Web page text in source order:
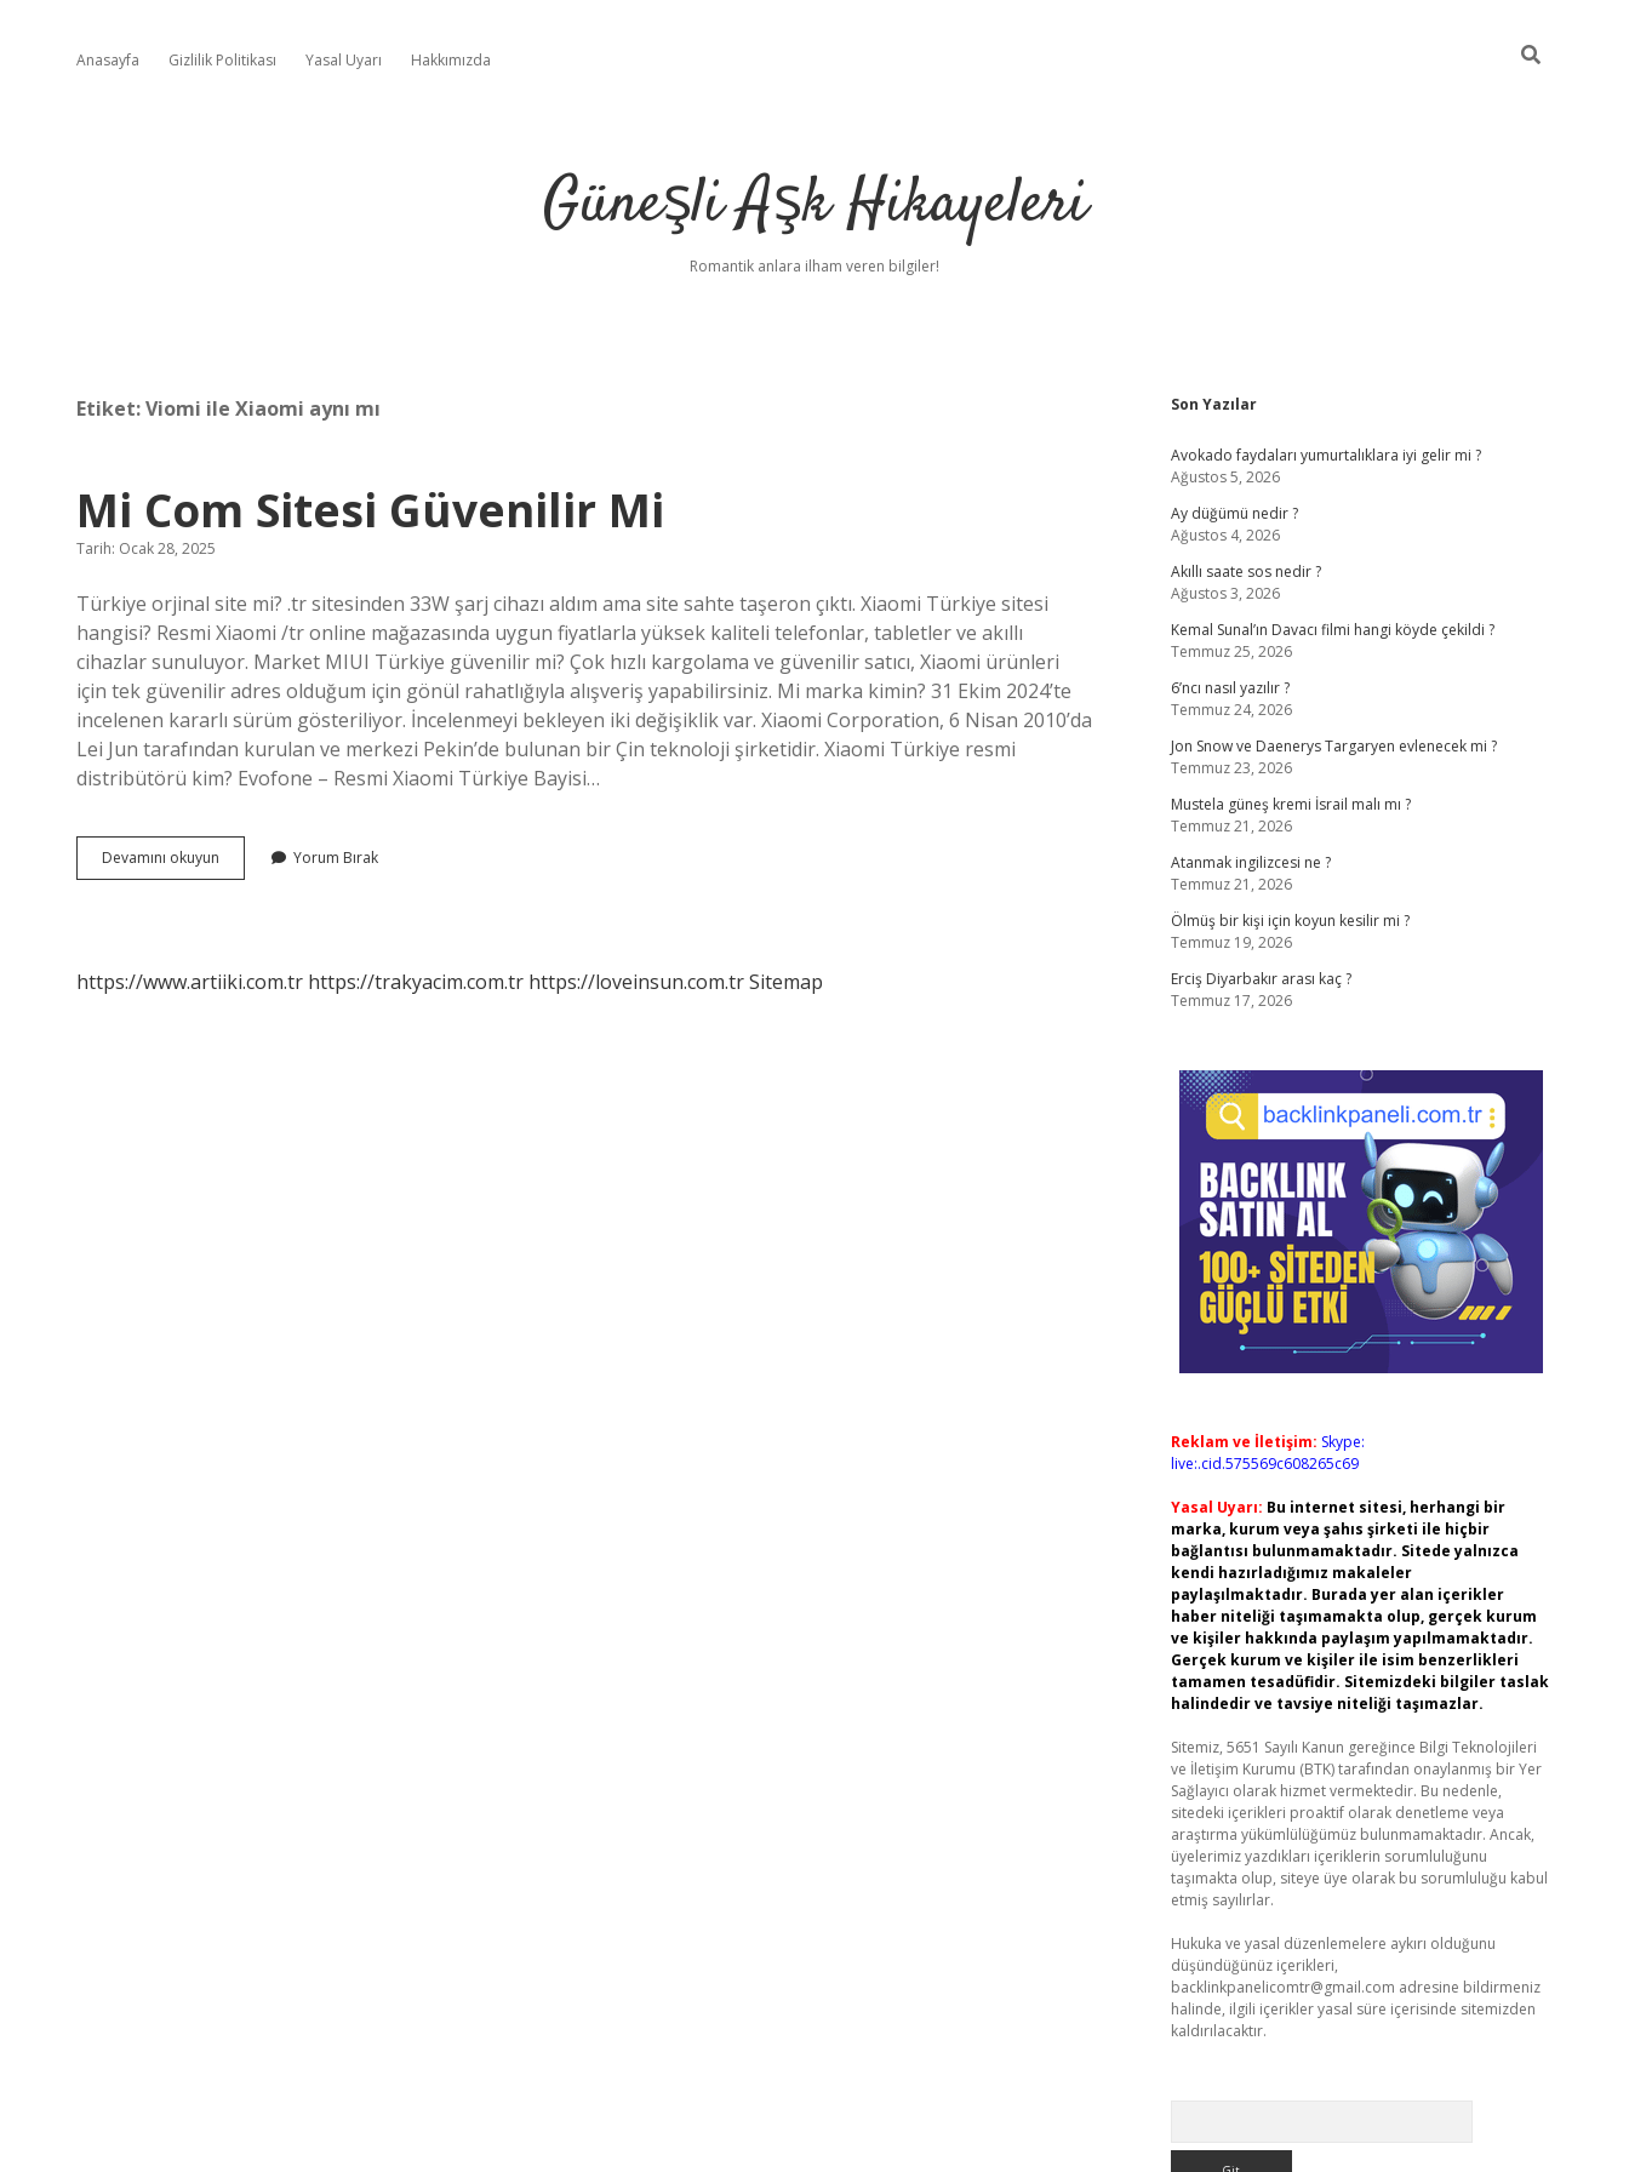
Anasayfa Gizlilik Politikası Yasal Uyarı Hakkımızda
Güneşli Aşk Hikayeleri
Romantik anlara ilham veren bilgiler!
Etiket:Viomi ile Xiaomi aynı mı
Mi Com Sitesi Güvenilir Mi
Tarih: Ocak 28, 2025
Türkiye orjinal site mi? .tr sitesinden 33W şarj cihazı aldım ama site sahte taşeron çıktı. Xiaomi Türkiye sitesi
hangisi? Resmi Xiaomi /tr online mağazasında uygun fiyatlarla yüksek kaliteli telefonlar, tabletler ve akıllı
cihazlar sunuluyor. Market MIUI Türkiye güvenilir mi? Çok hızlı kargolama ve güvenilir satıcı, Xiaomi ürünleri
için tek güvenilir adres olduğum için gönül rahatlığıyla alışveriş yapabilirsiniz. Mi marka kimin? 31 Ekim 2024’te
incelenen kararlı sürüm gösteriliyor. İncelenmeyi bekleyen iki değişiklik var. Xiaomi Corporation, 6 Nisan 2010’da
Lei Jun tarafından kurulan ve merkezi Pekin’de bulunan bir Çin teknoloji şirketidir. Xiaomi Türkiye resmi
distribütörü kim? Evofone – Resmi Xiaomi Türkiye Bayisi…
Devamını okuyun
Com
Yorum Bırak
https://www.artiiki.com.tr https://trakyacim.com.tr https://loveinsun.com.trSitemap
Sidebar
Son Yazılar
Avokado faydaları yumurtalıklara iyi gelir mi ?
Ağustos 5, 2026
Ay düğümü nedir ?
Ağustos 4, 2026
Akıllı saate sos nedir ?
Ağustos 3, 2026
Kemal Sunal’ın Davacı filmi hangi köyde çekildi ?
Temmuz 25, 2026
6’ncı nasıl yazılır ?
Temmuz 24, 2026
Jon Snow ve Daenerys Targaryen evlenecek mi ?
Temmuz 23, 2026
Mustela güneş kremi İsrail malı mı ?
Temmuz 21, 2026
Atanmak ingilizcesi ne ?
Temmuz 21, 2026
Ölmüş bir kişi için koyun kesilir mi ?
Temmuz 19, 2026
Erciş Diyarbakır arası kaç ?
Temmuz 17, 2026
Reklam ve İletişim: Skype:
live:.cid.575569c608265c69
Yasal Uyarı: Bu internet sitesi, herhangi bir
marka, kurum veya şahıs şirketi ile hiçbir
bağlantısı bulunmamaktadır. Sitede yalnızca
kendi hazırladığımız makaleler
paylaşılmaktadır. Burada yer alan içerikler
haber niteliği taşımamakta olup, gerçek kurum
ve kişiler hakkında paylaşım yapılmamaktadır.
Gerçek kurum ve kişiler ile isim benzerlikleri
tamamen tesadüfidir. Sitemizdeki bilgiler taslak
halindedir ve tavsiye niteliği taşımazlar.
Sitemiz, 5651 Sayılı Kanun gereğince Bilgi Teknolojileri
ve İletişim Kurumu (BTK) tarafından onaylanmış bir Yer
Sağlayıcı olarak hizmet vermektedir. Bu nedenle,
sitedeki içerikleri proaktif olarak denetleme veya
araştırma yükümlülüğümüz bulunmamaktadır. Ancak,
üyelerimiz yazdıkları içeriklerin sorumluluğunu
taşımakta olup, siteye üye olarak bu sorumluluğu kabul
etmiş sayılırlar.
Hukuka ve yasal düzenlemelere aykırı olduğunu
düşündüğünüz içerikleri,
backlinkpanelicomtr@gmail.com adresine bildirmeniz
halinde, ilgili içerikler yasal süre içerisinde sitemizden
kaldırılacaktır.